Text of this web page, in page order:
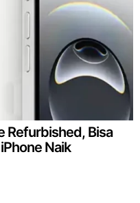
Refurbished, Bisa
Naik